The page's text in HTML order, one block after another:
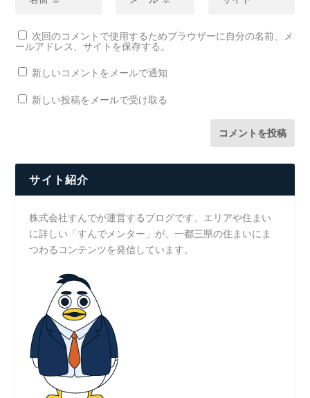
次回のコメントで使用するためブラウザーに自分の名前、メ
ールアドレス、サイトを保存する。
新しいコメントをメールで通知
新しい投稿をメールで受け取る
サイト紹介
株式会社すんでが運営するブログです。エリアや住まい
に詳しい「すんでメンター」が、一都三県の住まいにま
つわるコンテンツを発信しています。